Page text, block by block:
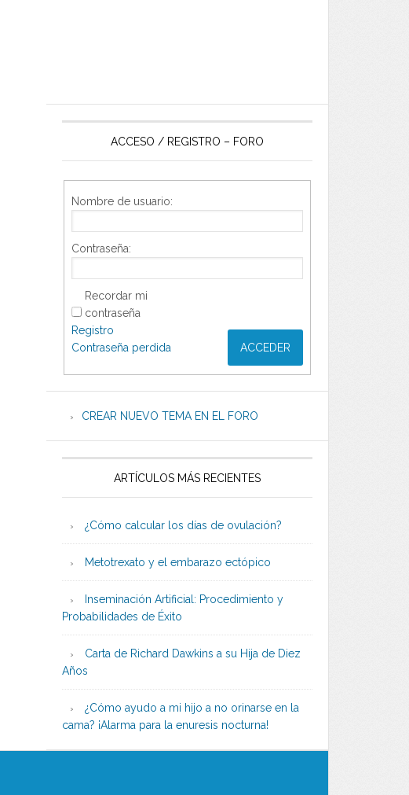
ACCESO / REGISTRO – FORO
Nombre de usuario:
Contraseña:
Recordar mi
contraseña
ACCEDER
Registro
Contraseña perdida
CREAR NUEVO TEMA EN EL FORO
ARTÍCULOS MÁS RECIENTES
¿Cómo calcular los días de ovulación?
Metotrexato y el embarazo ectópico
Inseminación Artificial: Procedimiento y
Probabilidades de Éxito
Carta de Richard Dawkins a su Hija de Diez
Años
¿Cómo ayudo a mi hijo a no orinarse en la
cama? ¡Alarma para la enuresis nocturna!